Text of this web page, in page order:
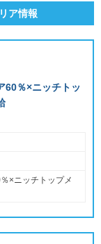
ア情報
60％×ニッチトッ
×ニッチトップメ